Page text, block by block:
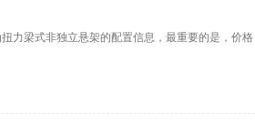
力梁式非独立悬架的配置信息，最重要的是，价格